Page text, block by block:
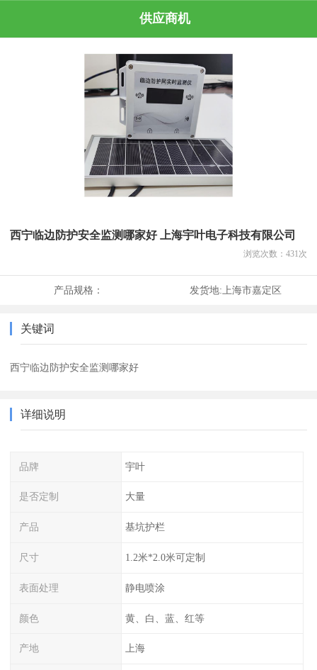
供应商机
西宁临边防护安全监测哪家好 上海宇叶电子科技有限公司
浏览次数： 431 次
产品规格： 发货地:上海市嘉定区
关键词
西宁临边防护安全监测哪家好
详细说明
品牌 宇叶
是否定制 大量
产品 基坑护栏
尺寸 1.2米*2.0米可定制
表面处理 静电喷涂
颜色 黄、白、蓝、红等
产地 上海